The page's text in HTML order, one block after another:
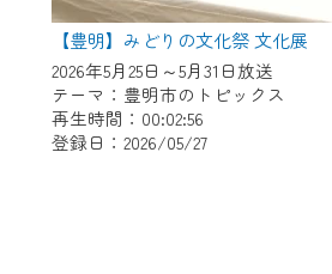
【豊明】みどりの文化祭 文化展
2026年5月25日～5月31日放送
テーマ：豊明市のトピックス
再生時間：00:02:56
登録日：2026/05/27